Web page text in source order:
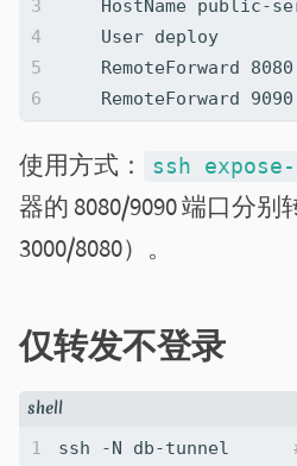
使用方式： ssh expose-
器的 8080/9090 端口分别
3000/8080）。
仅转发不登录
ssh -N db-tunnel